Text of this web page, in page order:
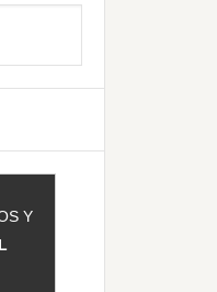
Y